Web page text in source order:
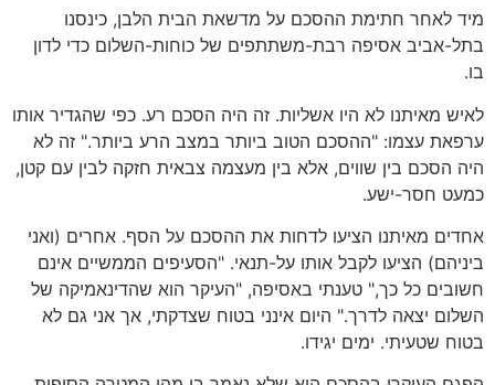
מיד לאחר חתימת ההסכם על מדשאת הבית הלבן, כינסנו
בתל-אביב אסיפה רבת-משתתפים של כוחות-השלום כדי לדון
בו.
לאיש מאיתנו לא היו אשליות. זה היה הסכם רע. כפי שהגדיר אותו
ערפאת עצמו: "ההסכם הטוב ביותר במצב הרע ביותר." זה לא
היה הסכם בין שווים, אלא בין מעצמה צבאית חזקה לבין עם קטן,
כמעט חסר-ישע.
אחדים מאיתנו הציעו לדחות את ההסכם על הסף. אחרים (ואני
ביניהם) הציעו לקבל אותו על-תנאי. "הסעיפים הממשיים אינם
חשובים כל כך," טענתי באסיפה, "העיקר הוא שהדינאמיקה של
השלום יצאה לדרך." היום אינני בטוח שצדקתי, אך אני גם לא
בטוח שטעיתי. ימים יגידו.